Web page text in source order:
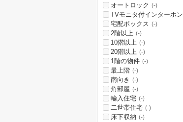
オートロック (-)
TVモニタ付インターホン
宅配ボックス (-)
2階以上 (-)
10階以上 (-)
20階以上 (-)
1階の物件 (-)
最上階 (-)
南向き (-)
角部屋 (-)
輸入住宅 (-)
二世帯住宅 (-)
床下収納 (-)